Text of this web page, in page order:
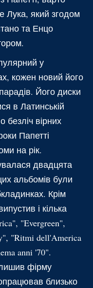
Лука, який згодом
та Енцо
у
кожен новий його
Його диски
в Латинській
безліч вірних
Папетті
на рік.
двадцята
альбомів були
Крім
і кілька
"Evergreen",
"Ritmi dell'America
anni '70".
фірму
близько